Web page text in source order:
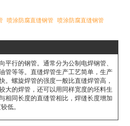
喷涂防腐直缝钢管 喷涂防腐直缝钢管
平行的钢管。通常分为公制电焊钢管、
管等等。直缝焊管生产工艺简单，生产
。螺旋焊管的强度一般比直缝焊管高，
大的焊管，还可以用同样宽度的坯料生
相同长度的直缝管相比，焊缝长度增加
低。